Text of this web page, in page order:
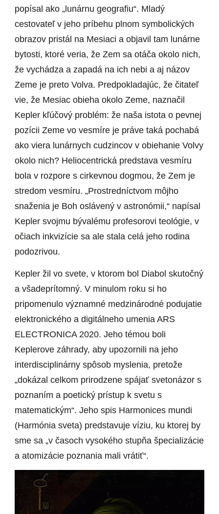
popísal ako „lunárnu geografiu“. Mladý
cestovateľ v jeho príbehu plnom symbolických
obrazov pristál na Mesiaci a objavil tam lunárne
bytosti, ktoré veria, že Zem sa otáča okolo nich,
že vychádza a zapadá na ich nebi a aj názov
Zeme je preto Volva. Predpokladajúc, že čitateľ
vie, že Mesiac obieha okolo Zeme, naznačil
Kepler kľúčový problém: že naša istota o pevnej
pozícii Zeme vo vesmíre je práve taká pochabá
ako viera lunárnych cudzincov v obiehanie Volvy
okolo nich? Heliocentrická predstava vesmíru
bola v rozpore s cirkevnou dogmou, že Zem je
stredom vesmíru. „Prostredníctvom môjho
snaženia je Boh oslávený v astronómii,“ napísal
Kepler svojmu bývalému profesorovi teológie, v
očiach inkvizície sa ale stala celá jeho rodina
podozrivou.
Kepler žil vo svete, v ktorom bol Diabol skutočný
a všadeprítomný. V minulom roku si ho
pripomenulo významné medzinárodné podujatie
elektronického a digitálneho umenia ARS
ELECTRONICA 2020. Jeho témou boli
Keplerove záhrady, aby upozornili na jeho
interdisciplinárny spôsob myslenia, pretože
„dokázal celkom prirodzene spájať svetonázor s
poznaním a poetický prístup k svetu s
matematickým“. Jeho spis Harmonices mundi
(Harmónia sveta) predstavuje víziu, ku ktorej by
sme sa „v časoch vysokého stupňa špecializácie
a atomizácie poznania mali vrátiť“.